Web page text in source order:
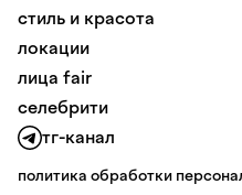
стиль и красота
локации
лица fair
селебрити
тг-канал
политика обработки